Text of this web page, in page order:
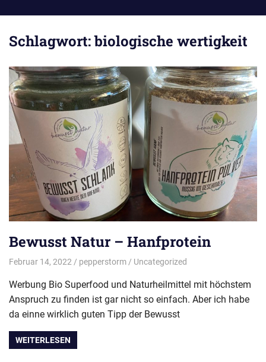
Schlagwort:biologische wertigkeit
Bewusst Natur – Hanfprotein
Februar 14, 2022 pepperstorm Uncategorized
Werbung Bio Superfood und Naturheilmittel mit höchstem
Anspruch zu finden ist gar nicht so einfach. Aber ich habe
da einne wirklich guten Tipp der Bewusst
WEITERLESEN